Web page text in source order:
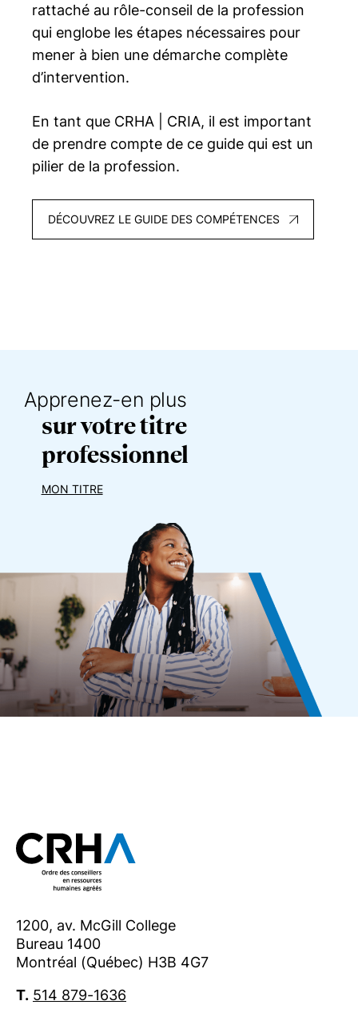
rattaché au rôle-conseil de la profession
qui englobe les étapes nécessaires pour
mener à bien une démarche complète
d’intervention.
En tant que CRHA | CRIA, il est important
de prendre compte de ce guide qui est un
pilier de la profession.
DÉCOUVREZ LE GUIDE DES COMPÉTENCES
Apprenez-en plus
sur votre titre
professionnel
MON TITRE
1200, av. McGill College
Bureau 1400
Montréal (Québec) H3B 4G7
T. 514 879-1636